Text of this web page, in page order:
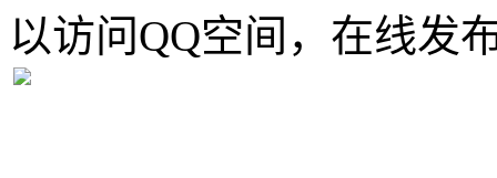
以访问QQ空间，在线发